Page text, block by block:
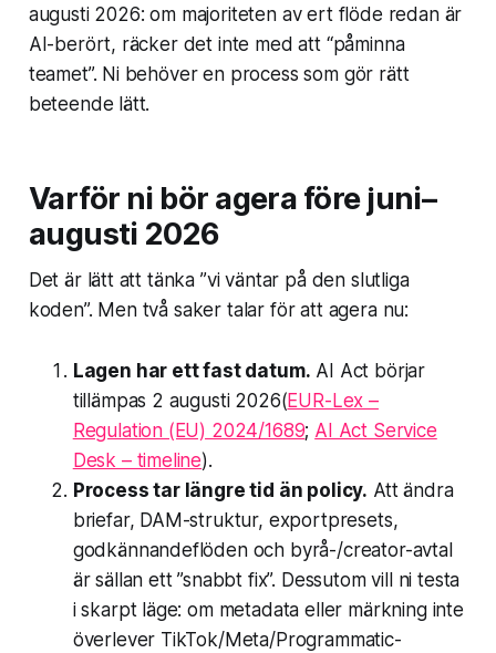
augusti 2026: om majoriteten av ert flöde redan är
AI-berört, räcker det inte med att “påminna
teamet”. Ni behöver en process som gör rätt
beteende lätt.
Varför ni bör agera före juni–
augusti 2026
Det är lätt att tänka ”vi väntar på den slutliga
koden”. Men två saker talar för att agera nu:
Lagen har ett fast datum. AI Act börjar
tillämpas 2 augusti 2026(EUR-Lex –
Regulation (EU) 2024/1689; AI Act Service
Desk – timeline).
Process tar längre tid än policy. Att ändra
briefar, DAM-struktur, exportpresets,
godkännandeflöden och byrå-/creator-avtal
är sällan ett ”snabbt fix”. Dessutom vill ni testa
i skarpt läge: om metadata eller märkning inte
överlever TikTok/Meta/Programmatic-